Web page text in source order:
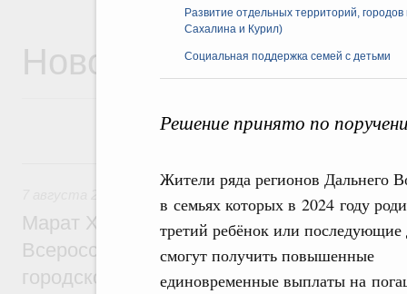
Развитие отдельных территорий,
Сахалина и Курил)
Социальная поддержка семей с детьми
Решение принято по
Жители ряда регионов Дальнего
в семьях которых в 2024 году
третий ребёнок или последующие
смогут получить повышенные
единовременные выплаты на
Новости
Марат Хуснуллин провёл заседание
Всероссийского конкурса лучших
городской среды